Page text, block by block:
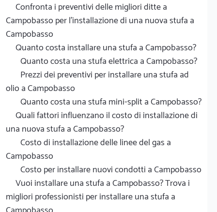
Confronta i preventivi delle migliori ditte a
Campobasso per l'installazione di una nuova stufa a
Campobasso
Quanto costa installare una stufa a Campobasso?
Quanto costa una stufa elettrica a Campobasso?
Prezzi dei preventivi per installare una stufa ad
olio a Campobasso
Quanto costa una stufa mini-split a Campobasso?
Quali fattori influenzano il costo di installazione di
una nuova stufa a Campobasso?
Costo di installazione delle linee del gas a
Campobasso
Costo per installare nuovi condotti a Campobasso
Vuoi installare una stufa a Campobasso? Trova i
migliori professionisti per installare una stufa a